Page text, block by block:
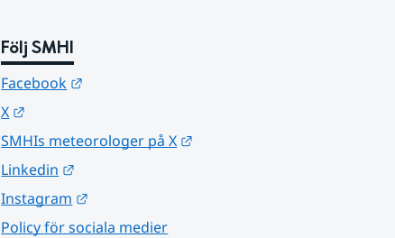
Följ SMHI
Facebook
X
SMHIs meteorologer på X
Linkedin
Instagram
Policy för sociala medier